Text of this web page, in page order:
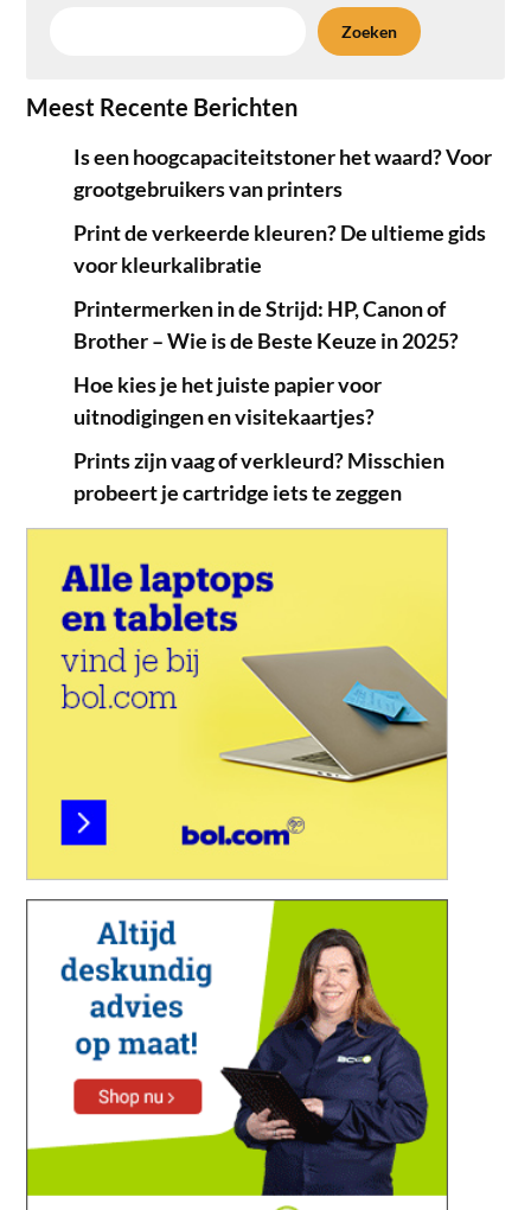
Zoeken
Meest Recente Berichten
Is een hoogcapaciteitstoner het waard? Voor
grootgebruikers van printers
Print de verkeerde kleuren? De ultieme gids
voor kleurkalibratie
Printermerken in de Strijd: HP, Canon of
Brother – Wie is de Beste Keuze in 2025?
Hoe kies je het juiste papier voor
uitnodigingen en visitekaartjes?
Prints zijn vaag of verkleurd? Misschien
probeert je cartridge iets te zeggen